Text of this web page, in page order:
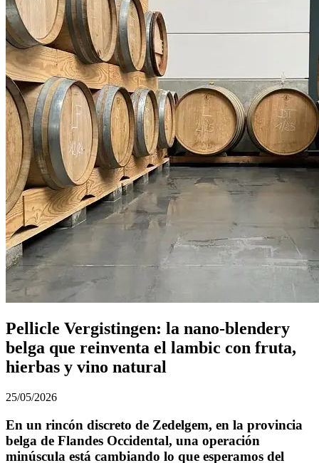
Pellicle Vergistingen: la nano-blendery
belga que reinventa el lambic con fruta,
hierbas y vino natural
25/05/2026
En un rincón discreto de Zedelgem, en la provincia
belga de Flandes Occidental, una operación
minúscula está cambiando lo que esperamos del